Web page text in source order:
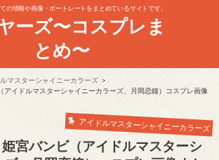
の情報や画像・ポートレートをまとめているサイトです。
ーズ〜コスプレま
とめ〜
マスターシャイニーカラーズ
アイドルマスターシャイニーカラーズ、月岡恋鐘）コスプレ画像
アイドルマスターシャイニーカラーズ
姫宮バンビ（アイドルマスターシ